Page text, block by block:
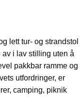
lett tur- og strandstol
i lav stilling uten å
pakkbar ramme og
utfordringer, er
camping, piknik